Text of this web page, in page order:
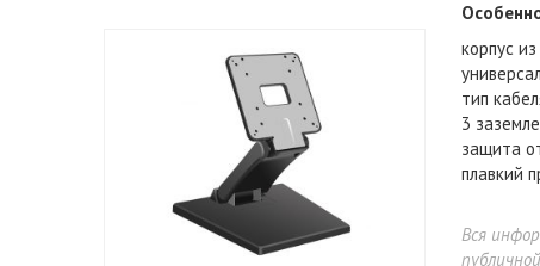
корпус
тип
3
защита
плавкий
Вся